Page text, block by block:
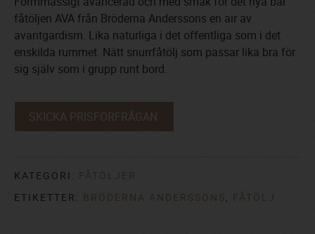
fåtöljen AVA från Bröderna Anderssons en air av
avantgardism. Lika naturliga i det offentliga som i det
enskilda rummet. Nätt snurrfåtölj som passar lika bra för
sig själv som i grupp runt bord.
SKICKA PRISFÖRFRÅGAN
KATEGORI: FÅTÖLJER
ETIKETTER: BRÖDERNA ANDERSSONS , FÅTÖLJ